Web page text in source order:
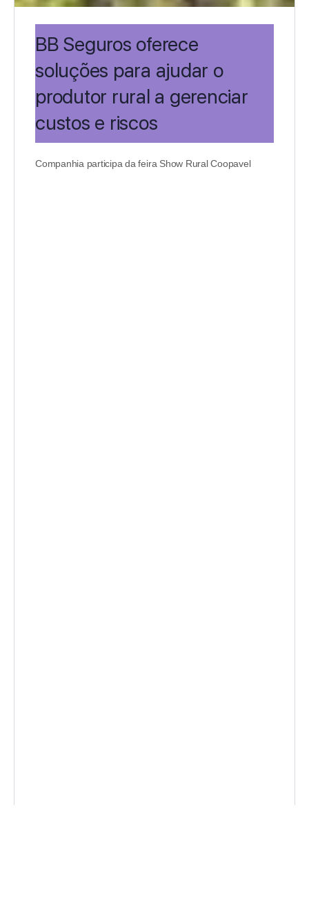
BB Seguros oferece
soluções para ajudar o
produtor rural a gerenciar
custos e riscos
Companhia participa da feira Show Rural Coopavel